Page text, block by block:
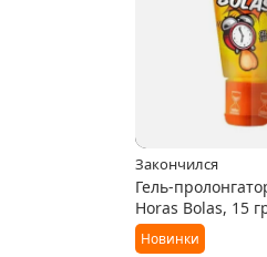
Закончился
Гель-
Horas Bolas, 15
Новинки